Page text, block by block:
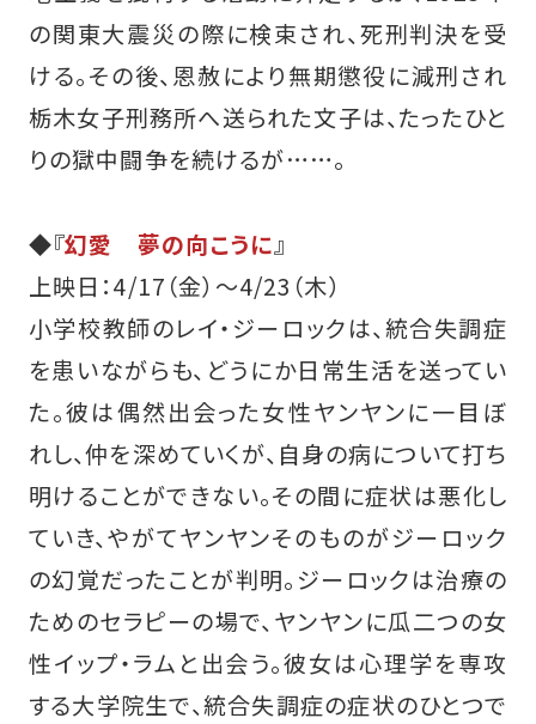
の関東大震災の際に検束され、死刑判決を受
ける。その後、恩赦により無期懲役に減刑され
栃木女子刑務所へ送られた文子は、たったひと
りの獄中闘争を続けるが……。
◆『幻愛 夢の向こうに』
上映日：4/17（金）～4/23（木）
小学校教師のレイ・ジーロックは、統合失調症
を患いながらも、どうにか日常生活を送ってい
た。彼は偶然出会った女性ヤンヤンに一目ぼ
れし、仲を深めていくが、自身の病について打ち
明けることができない。その間に症状は悪化し
ていき、やがてヤンヤンそのものがジーロック
の幻覚だったことが判明。ジーロックは治療の
ためのセラピーの場で、ヤンヤンに瓜二つの女
性イップ・ラムと出会う。彼女は心理学を専攻
する大学院生で、統合失調症の症状のひとつで